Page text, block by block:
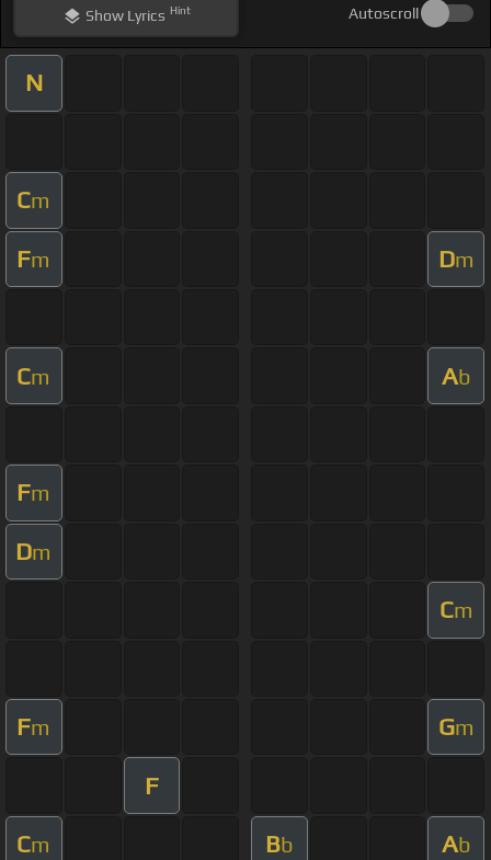
ShowLyrics Hint Autoscroll
N
Cm
Fm Dm
Cm Ab
Fm
Dm
Cm
Fm Gm
F
Cm Bb Ab